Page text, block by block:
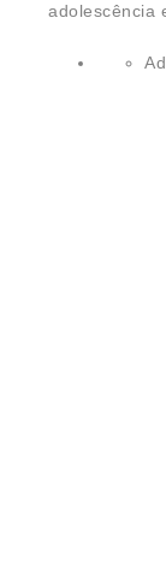
adolescência